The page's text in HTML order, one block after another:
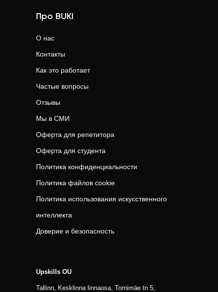
Про BUKI
О нас
Контакты
Как это работает
Частые вопросы
Отзывы
Мы в СМИ
Оферта для репетитора
Оферта для студента
Политика конфиденциальности
Политика файлов cookie
Политика использования искусственного
интеллекта
Доверие и безопасность
Upskills OU
Tallinn, Kesklinna linnaosa, Tornimäe tn 5,